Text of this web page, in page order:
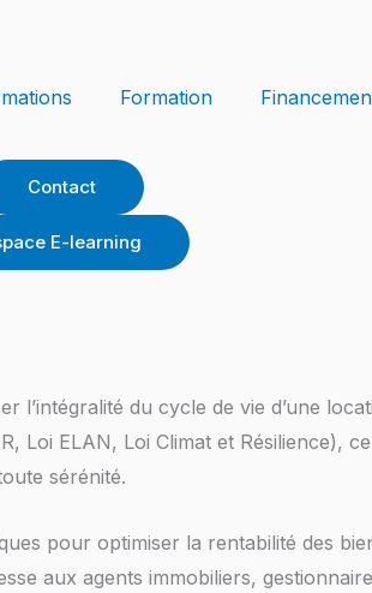
Formation
Contact
E-learning
l’intégralité du cycle de vie d’une
Loi ELAN, Loi Climat et Résilience),
sérénité.
pour optimiser la rentabilité des
aux agents immobiliers,